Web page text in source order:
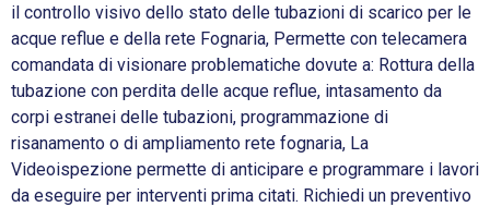
il controllo visivo dello stato delle tubazioni di scarico per le
acque reflue e della rete Fognaria, Permette con telecamera
comandata di visionare problematiche dovute a: Rottura della
tubazione con perdita delle acque reflue, intasamento da
corpi estranei delle tubazioni, programmazione di
risanamento o di ampliamento rete fognaria, La
Videoispezione permette di anticipare e programmare i lavori
da eseguire per interventi prima citati. Richiedi un preventivo